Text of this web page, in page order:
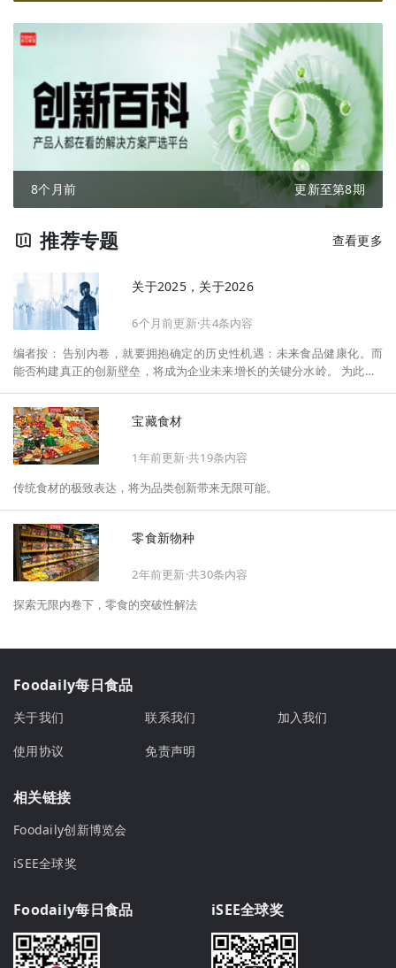
8个月前 更新至第8期
推荐专题 查看更多
关于2025，关于2026
6个月前更新·共4条内容
编者按： 告别内卷，就要拥抱确定的历史性机遇：未来食品健康化。而
能否构建真正的创新壁垒，将成为企业未来增长的关键分水岭。 为此，F
将以“创新产品”透视“未来机会”，以全球视野探寻中国机遇、增长解法，
拆解年度标杆的增长逻辑与谋篇布局，深挖“药食同源”“低GI”“老龄营
养”“清洁标签”等热门赛道的爆品基因，从趋势预判、品类创新、未来增长
机会、企业战略布局以及渠道变革等，为行业提供务实、前瞻的开年创新
宝藏食材
1年前更新·共19条内容
传统食材的极致表达，将为品类创新带来无限可能。
零食新物种
2年前更新·共30条内容
探索无限内卷下，零食的突破性解法
Foodaily每日食品
关于我们 联系我们
加入我们
使用协议
免责声明
相关链接
Foodaily创新博览会
iSEE全球奖
Foodaily每日食品 iSEE全球奖